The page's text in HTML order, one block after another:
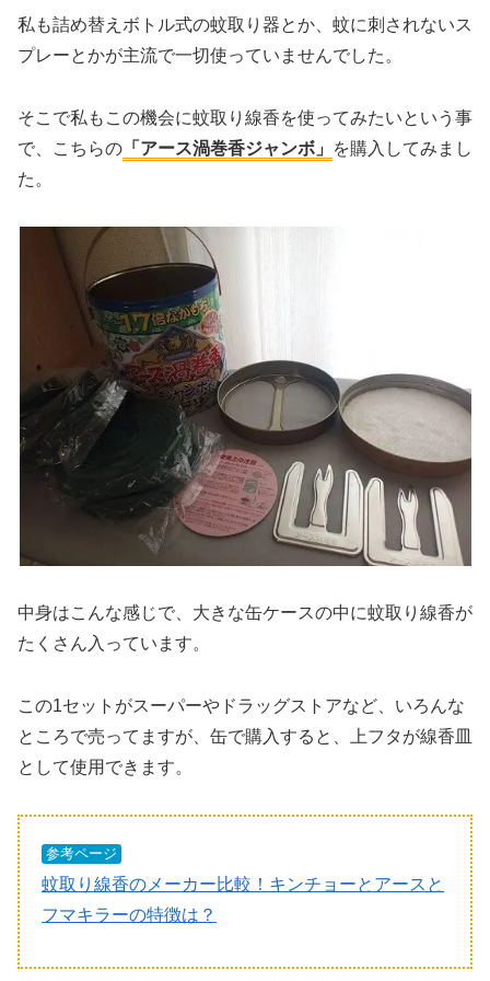
私も詰め替えボトル式の蚊取り器とか、蚊に刺されないス
プレーとかが主流で一切使っていませんでした。
そこで私もこの機会に蚊取り線香を使ってみたいという事
で、こちらの 「アース渦巻香ジャンボ」
を購入してみまし
た。
中身はこんな感じで、大きな缶ケースの中に蚊取り線香が
たくさん入っています。
この1セットがスーパーやドラッグストアなど、いろんな
ところで売ってますが、缶で購入すると、上フタが線香皿
として使用できます。
参考ページ
蚊取り線香のメーカー比較！キンチョーとアースと
フマキラーの特徴は？